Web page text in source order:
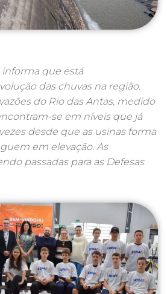
informa que está
das chuvas na região.
do Rio das Antas, medido
se em níveis que já
desde que as usinas forma
em elevação. As
passadas para as Defesas